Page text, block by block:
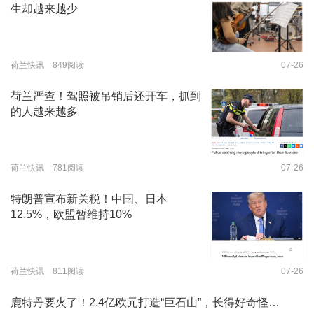
生却越来越少
荷兰快讯 849阅读 07-26
荷兰严查！驾照被吊销后还开车，抓到
的人越来越多
荷兰快讯 781阅读 07-26
特朗普宣布新关税！中国、日本
12.5%，欧盟暂维持10%
荷兰快讯 811阅读 07-26
鹿特丹要火了！2.4亿欧元打造“巨石山”，长得好奇怪…